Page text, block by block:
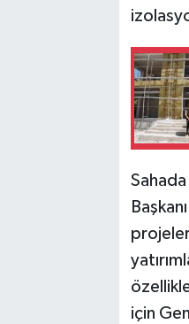
için